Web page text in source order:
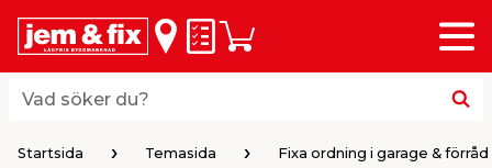
Vad söker du?
Vad söker du?
Inköpslista
Varukorg
Meny
Listverk
Inredning & Inredning
Startsida Temasida Fixa ordning i garage & förråd